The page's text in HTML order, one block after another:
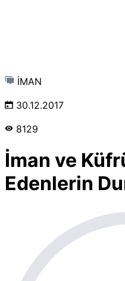
İMAN
30.12.2017
8129
İman ve
Edenlerin